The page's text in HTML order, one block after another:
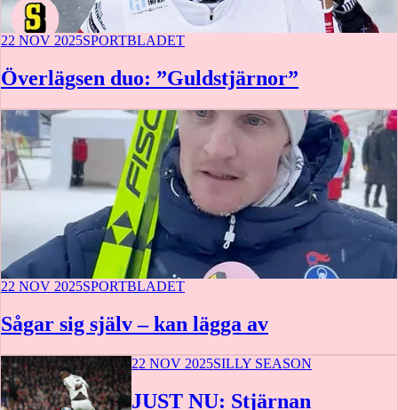
22 NOV 2025SPORTBLADET
Överlägsen duo: ”Guldstjärnor”
22 NOV 2025SPORTBLADET
Sågar sig själv – kan lägga av
22 NOV 2025SILLY SEASON
JUST NU: Stjärnan